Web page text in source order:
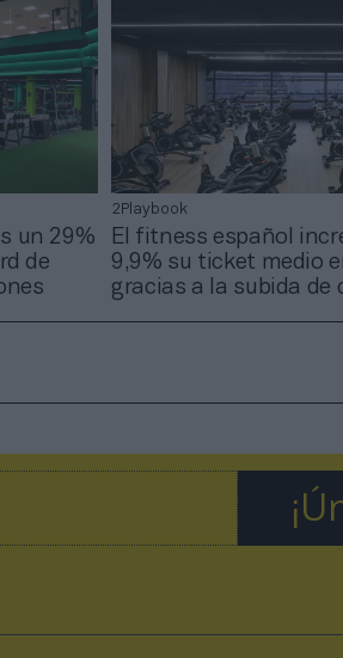
un 29%
de
2Playbook
El fitness español
9,9% su ticket medio
gracias a la subida de